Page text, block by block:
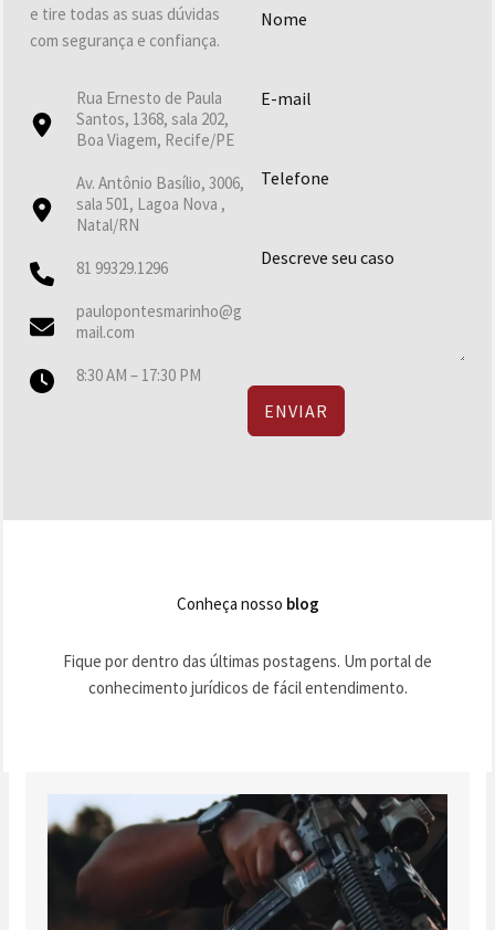
e tire todas as suas dúvidas
com segurança e confiança.
Rua Ernesto de Paula
Santos, 1368, sala 202,
Boa Viagem, Recife/PE
Av. Antônio Basílio, 3006,
sala 501, Lagoa Nova ,
Natal/RN
81 99329.1296
paulopontesmarinho@g
mail.com
8:30 AM – 17:30 PM
ENVIAR
Conheça nosso blog
Fique por dentro das últimas postagens. Um portal de
conhecimento jurídicos de fácil entendimento.